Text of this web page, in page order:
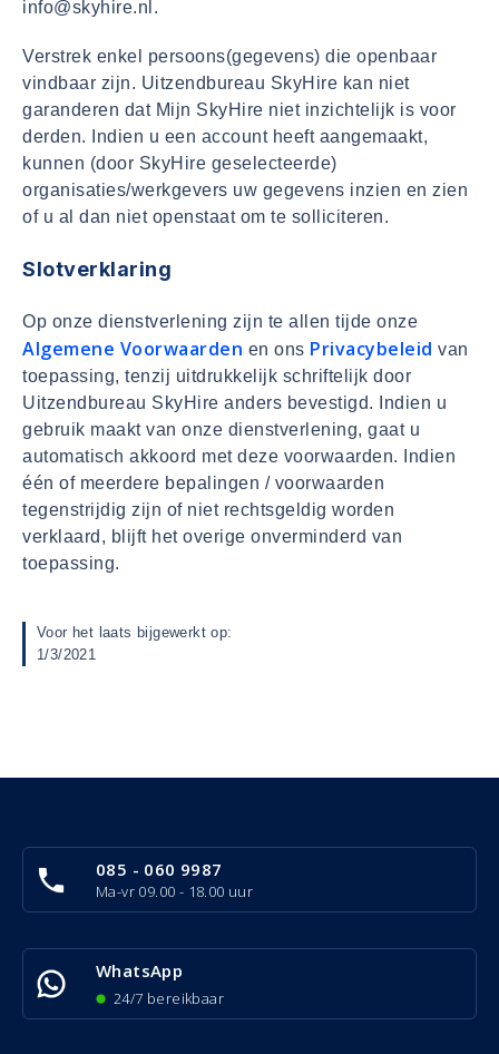
info@skyhire.nl.
Verstrek enkel persoons(gegevens) die openbaar
vindbaar zijn. Uitzendbureau SkyHire kan niet
garanderen dat Mijn SkyHire niet inzichtelijk is voor
derden. Indien u een account heeft aangemaakt,
kunnen (door SkyHire geselecteerde)
organisaties/werkgevers uw gegevens inzien en zien
of u al dan niet openstaat om te solliciteren.
Slotverklaring
Op onze dienstverlening zijn te allen tijde onze
Algemene Voorwaarden en ons Privacybeleid van
toepassing, tenzij uitdrukkelijk schriftelijk door
Uitzendbureau SkyHire anders bevestigd. Indien u
gebruik maakt van onze dienstverlening, gaat u
automatisch akkoord met deze voorwaarden. Indien
één of meerdere bepalingen / voorwaarden
tegenstrijdig zijn of niet rechtsgeldig worden
verklaard, blijft het overige onverminderd van
toepassing.
Voor het laats bijgewerkt op:
1/3/2021
085 - 060 9987
Ma-vr 09.00 - 18.00 uur
WhatsApp
24/7 bereikbaar